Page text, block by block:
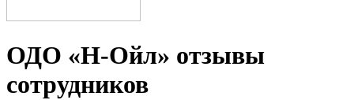
ОДО «Н-Ойл» отзывы
сотрудников